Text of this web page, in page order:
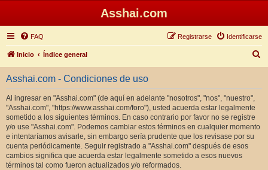
Asshai.com
FAQ Identificarse
Registrarse
Inicio Índice general
u
Asshai.com - Condiciones de uso
Al ingresar en "Asshai.com" (de aquí en adelante "nosotros", "nos", "nuestro",
"Asshai.com", "https://www.asshai.com/foro"), usted acuerda estar legalmente
sometido a los siguientes términos. En caso contrario por favor no se registre
y/o use "Asshai.com". Podemos cambiar estos términos en cualquier momento
e intentaríamos avisarle, sin embargo sería prudente que los revisase por su
cuenta periódicamente. Seguir registrado a "Asshai.com" después de esos
cambios significa que acuerda estar legalmente sometido a esos nuevos
términos tal como fueron actualizados y/o reformados.